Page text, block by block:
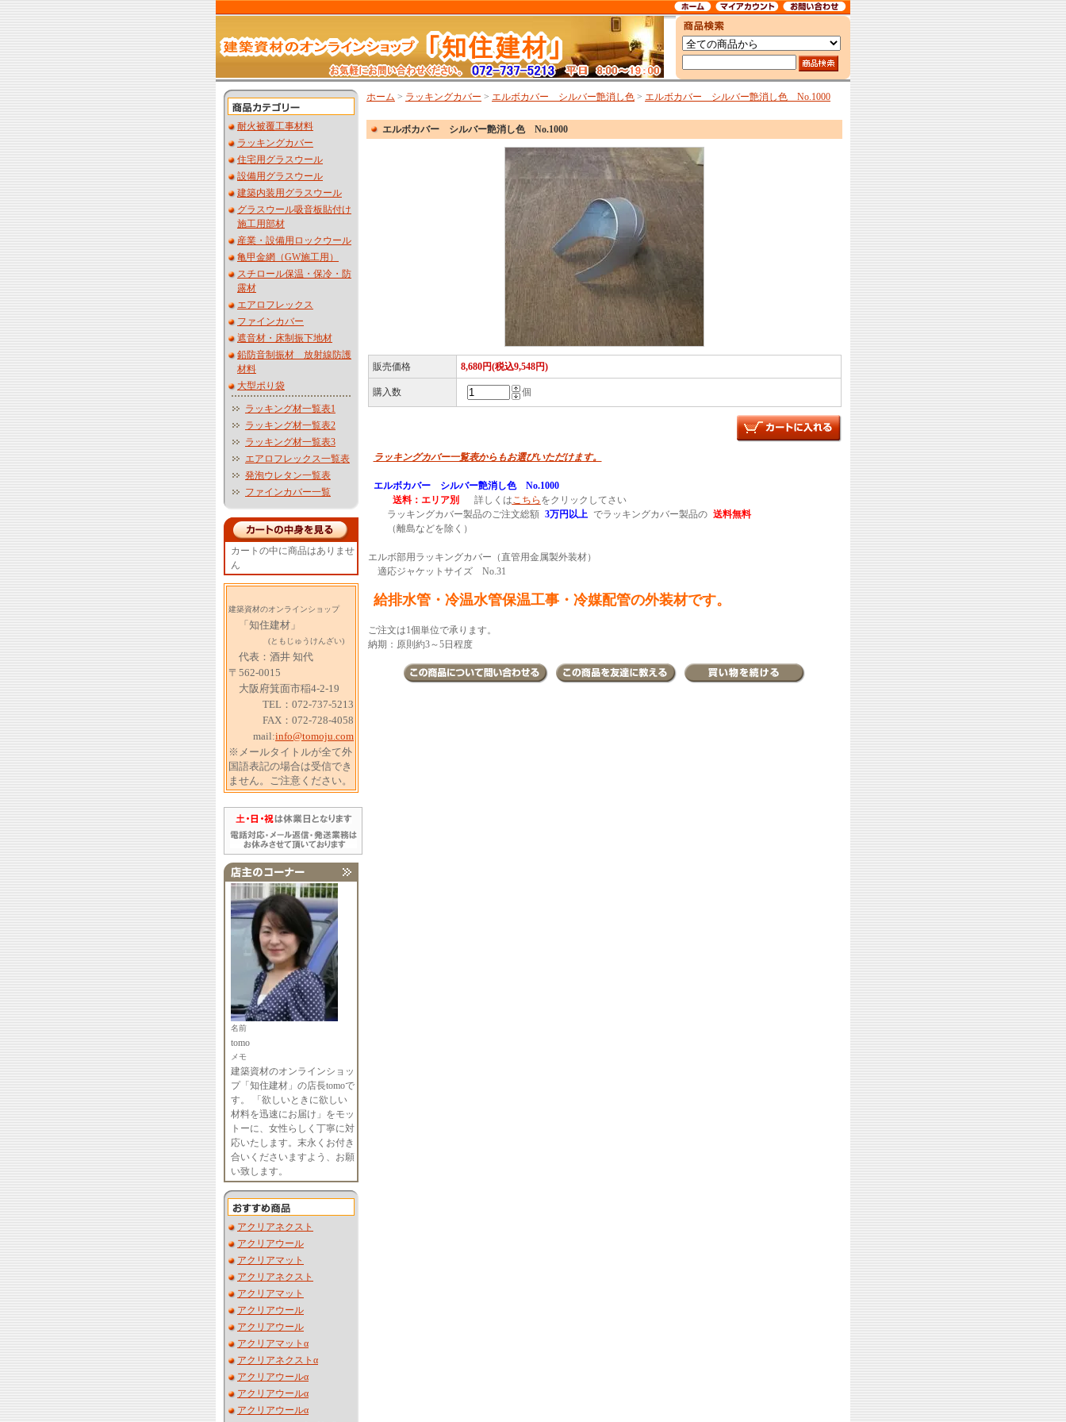
耐火被覆工事材料
ラッキングカバー
住宅用グラスウール
設備用グラスウール
建築内装用グラスウール
グラスウール吸音板貼付け
施工用部材
産業・設備用ロックウール
亀甲金網（GW施工用）
スチロール保温・保冷・防
露材
エアロフレックス
ファインカバー
遮音材・床制振下地材
鉛防音制振材 放射線防護
材料
大型ポり袋
ラッキング材一覧表1
ラッキング材一覧表2
ラッキング材一覧表3
エアロフレックス一覧表
発泡ウレタン一覧表
ファインカバー一覧
カートの中に商品はありませ
ん
建築資材のオンラインショップ
「知住建材」
(ともじゅうけんざい)
代表：酒井 知代
〒562-0015
大阪府箕面市稲4-2-19
TEL：072-737-5213
FAX：072-728-4058
mail:info@tomoju.com
※メールタイトルが全て外
国語表記の場合は受信でき
ません。ご注意ください。
名前
tomo
メモ
建築資材のオンラインショッ
プ「知住建材」の店長tomoで
す。 「欲しいときに欲しい
材料を迅速にお届け」をモッ
トーに、女性らしく丁寧に対
応いたします。末永くお付き
合いくださいますよう、お願
い致します。
アクリアネクスト
アクリアウール
アクリアマット
アクリアネクスト
アクリアマット
アクリアウール
アクリアウール
アクリアマットα
アクリアネクストα
アクリアウールα
アクリアウールα
アクリアウールα
ホーム > ラッキングカバー > エルボカバー シルバー艶消し色 > エルボカバー シルバー艶消し色 No.1000
エルボカバー シルバー艶消し色 No.1000
販売価格 8,680円(税込9,548円)
購入数 個
ラッキングカバー一覧表からもお選びいただけます。
エルボカバー シルバー艶消し色 No.1000
送料：エリア別
詳しくはこちら をクリックしてさい
ラッキングカバー製品のご注文総額 3万円以上 でラッキングカバー製品の 送料無料
（離島などを除く）
エルボ部用ラッキングカバー（直管用金属製外装材）
適応ジャケットサイズ No.31
給排水管・冷温水管保温工事・冷媒配管の外装材です。
ご注文は1個単位で承ります。
納期：原則約3～5日程度